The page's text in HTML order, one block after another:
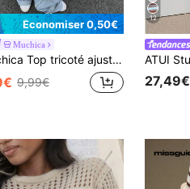
Économiser 0,50€
Muchica
avec col asymétrique, boutons décoratifs, style décontracté, vacances, navette, minimaliste, couleur unie pour femmes
9,99€
12
27,49€